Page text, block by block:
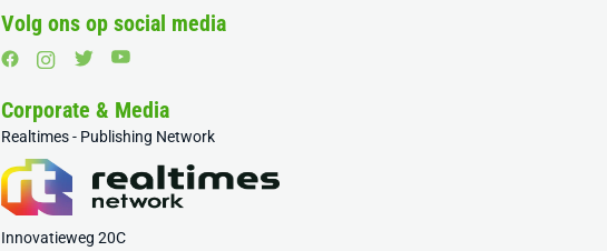
Volg ons op social media
Corporate & Media
Realtimes - Publishing Network
Innovatieweg 20C